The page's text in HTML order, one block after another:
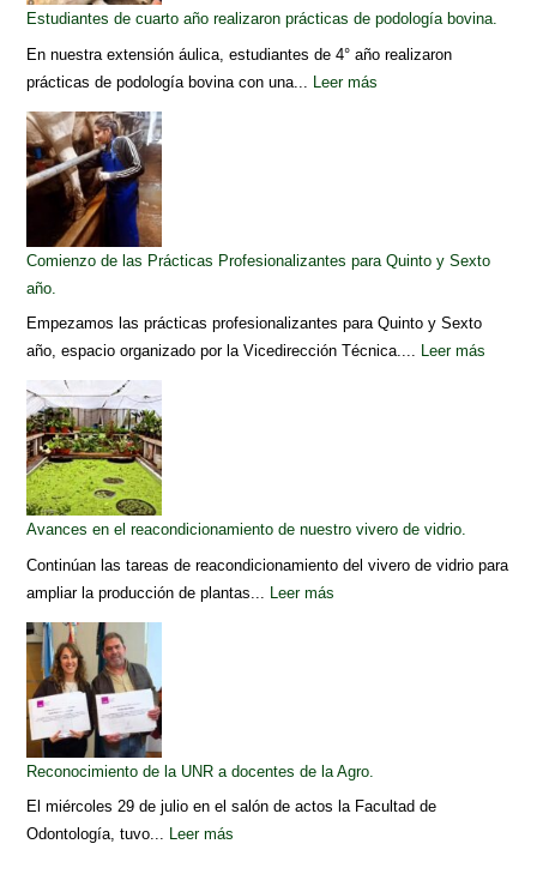
Estudiantes de cuarto año realizaron prácticas de podología bovina.
En nuestra extensión áulica, estudiantes de 4° año realizaron
prácticas de podología bovina con una... Leer más
Comienzo de las Prácticas Profesionalizantes para Quinto y Sexto
año.
Empezamos las prácticas profesionalizantes para Quinto y Sexto
año, espacio organizado por la Vicedirección Técnica.... Leer más
Avances en el reacondicionamiento de nuestro vivero de vidrio.
Continúan las tareas de reacondicionamiento del vivero de vidrio para
ampliar la producción de plantas... Leer más
Reconocimiento de la UNR a docentes de la Agro.
El miércoles 29 de julio en el salón de actos la Facultad de
Odontología, tuvo... Leer más